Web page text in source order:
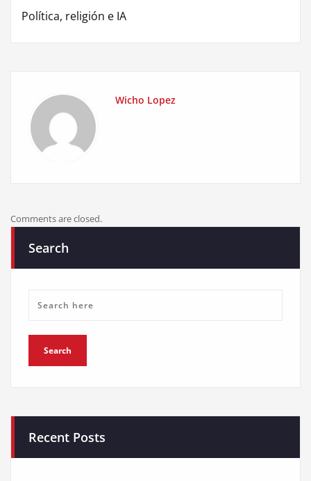
Política, religión e IA
Wicho Lopez
Comments are closed.
Search
Recent Posts